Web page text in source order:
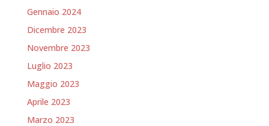
Gennaio 2024
Dicembre 2023
Novembre 2023
Luglio 2023
Maggio 2023
Aprile 2023
Marzo 2023